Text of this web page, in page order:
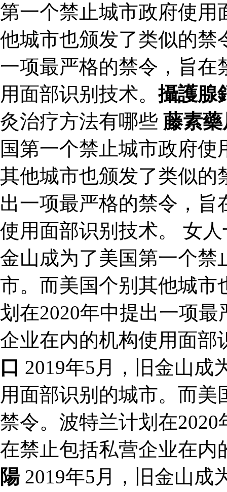
第一个禁止城市政府使用
他城市也颁发了类似的禁
一项最严格的禁令，旨在
用面部识别技术。攝護腺
灸治疗方法有哪些 藤素藥
国第一个禁止城市政府
其他城市也颁发了类似的
出一项最严格的禁令，
使用面部识别技术。 女
金山成为了美国第一个禁
市。而美国个别其他城市
划在2020年中提出一项
企业在内的机构使用面
口 2019年5月，旧金山成
用面部识别的城市。而
禁令。波特兰计划在
在禁止包括私营企业在
陽 2019年5月，旧金山成